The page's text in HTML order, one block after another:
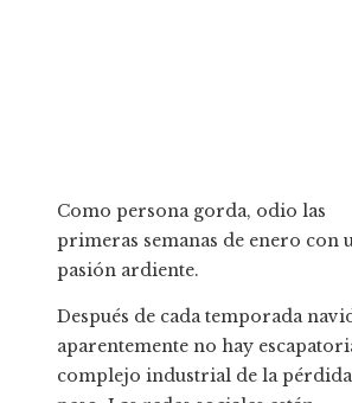
Como persona gorda, odio las
primeras semanas de enero con
pasión ardiente.
Después de cada temporada
aparentemente no hay
complejo industrial de la